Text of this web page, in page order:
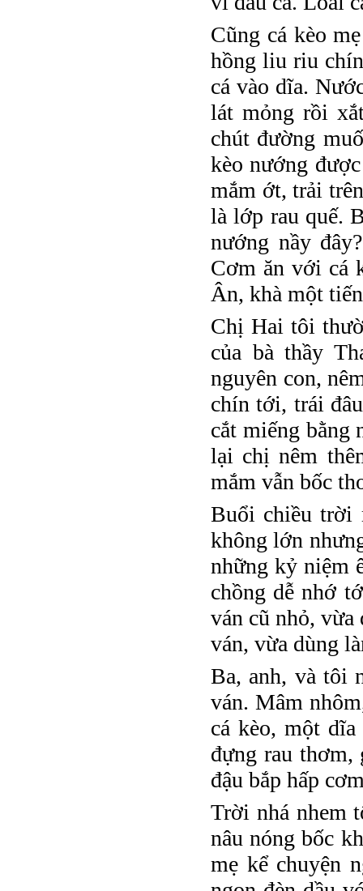
Cũng cá kèo
hồng liu riu
cá vào dĩa.
lát mỏng rồi
chút đường
kèo nướng
mắm ớt, trải
là lớp rau quế.
nướng nầy
Cơm ăn với cá
Ân, khà một
Chị Hai tôi
của bà thầy
nguyên con,
chín tới, trái
cắt miếng bằng
lại chị nêm
mắm vẫn bốc
Buổi chiều trời
không lớn
những kỷ niệm
chồng dễ nhớ
ván cũ nhỏ, vừa
ván, vừa dùng
Ba, anh, và tôi
ván. Mâm
cá kèo, một
đựng rau thơm,
đậu bắp hấp
Trời nhá nhem
nâu nóng bốc
mẹ kể chuyện